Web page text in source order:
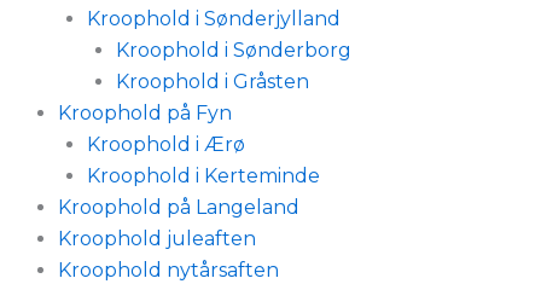
Kroophold i Sønderjylland
Kroophold i Sønderborg
Kroophold i Gråsten
Kroophold på Fyn
Kroophold i Ærø
Kroophold i Kerteminde
Kroophold på Langeland
Kroophold juleaften
Kroophold nytårsaften